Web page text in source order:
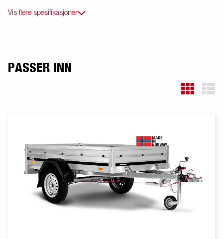
Vis flere spesifikasjoner
PASSER INN